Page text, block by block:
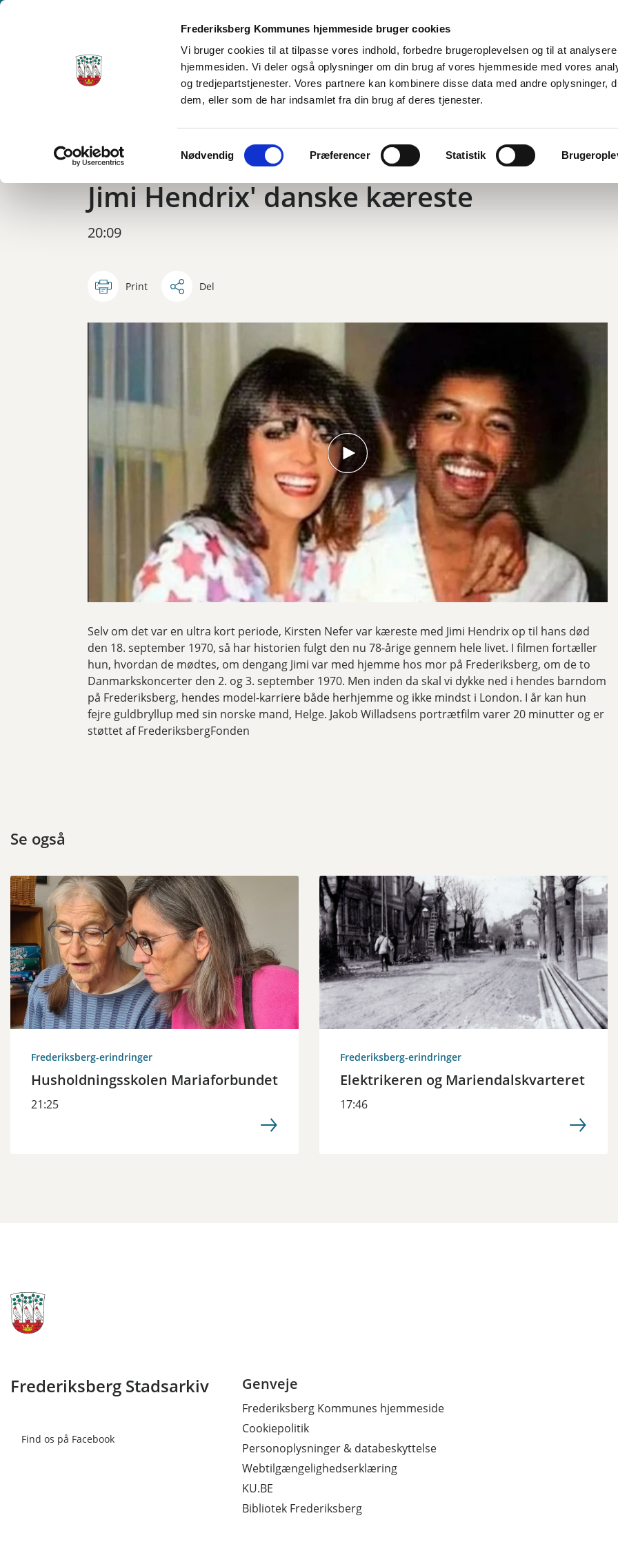
Frederiksberg Kommunes hjemmeside bruger cookies
Vi bruger cookies til at tilpasse vores indhold, forbedre brugeroplevelsen og til at
hjemmesiden. Vi deler også oplysninger om din brug af vores hjemmeside med vores
og tredjepartstjenester. Vores partnere kan kombinere disse data med andre oplysninger,
dem, eller som de har indsamlet fra din brug af deres tjenester.
Nødvendig Præferencer Statistik
Frederiksberg Stadsarkiv
Frederiksberg-erindringer
Jimi Hendrix' danske kæreste
20:09
Print Del
Selv om det var en ultra kort periode, Kirsten Nefer var kæreste med Jimi Hendrix op til hans død
den 18. september 1970, så har historien fulgt den nu 78-årige gennem hele livet. I filmen fortæller
hun, hvordan de mødtes, om dengang Jimi var med hjemme hos mor på Frederiksberg, om de to
Danmarkskoncerter den 2. og 3. september 1970. Men inden da skal vi dykke ned i hendes barndom
på Frederiksberg, hendes model-karriere både herhjemme og ikke mindst i London. I år kan hun
fejre guldbryllup med sin norske mand, Helge. Jakob Willadsens portrætfilm varer 20 minutter og er
støttet af FrederiksbergFonden
Se også
Frederiksberg-erindringer
Husholdningsskolen Mariaforbundet
21:25
Frederiksberg-erindringer
Elektrikeren og Mariendalskvarteret
17:46
Frederiksberg Stadsarkiv
Find os på Facebook
Genveje
Frederiksberg Kommunes hjemmeside
Cookiepolitik
Personoplysninger & databeskyttelse
Webtilgængelighedserklæring
KU.BE
Bibliotek Frederiksberg